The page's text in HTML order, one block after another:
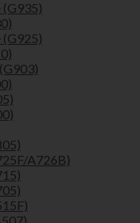
(G935)
(G925)
A726B)